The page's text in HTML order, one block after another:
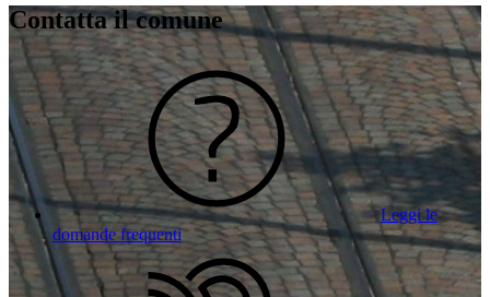
Contatta il comune
Leggi le
domande frequenti